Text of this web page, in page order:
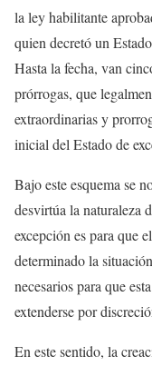
la ley habilitante
quien decretó un
Hasta la fecha, van
prórrogas, que
extraordinarias y
inicial del Estado de
Bajo este esquema se
desvirtúa la naturaleza
excepción es para que
determinado la
necesarios para que
extenderse por
En este sentido, la